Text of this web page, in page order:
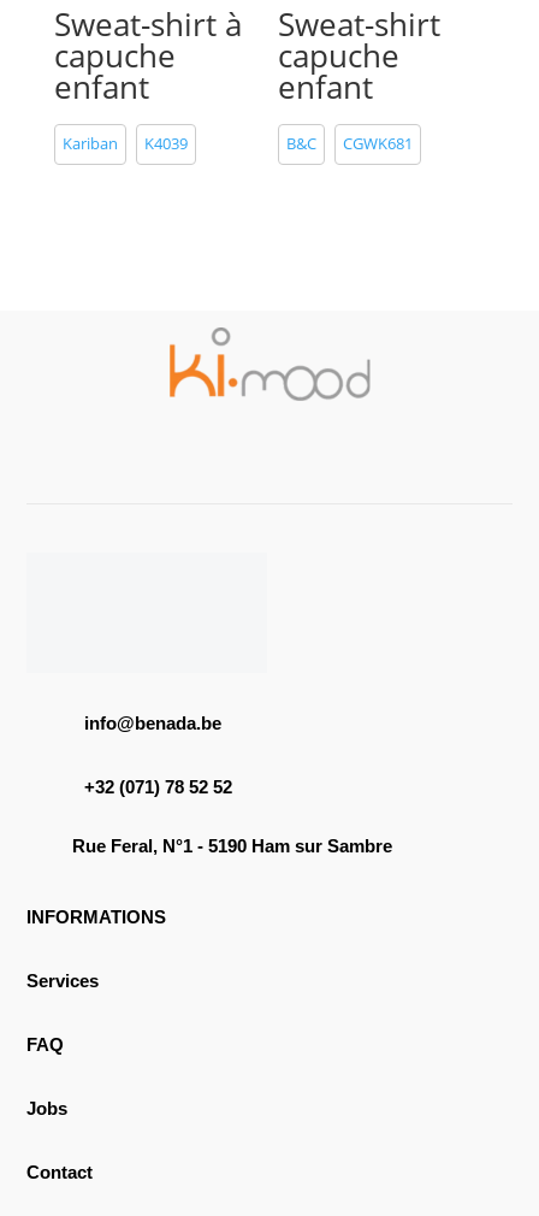
Sweat-shirt à
capuche
enfant
Kariban K4039
Sweat-shirt
capuche
enfant
B&C CGWK681
info@benada.be
+32 (071) 78 52 52
Rue Feral, N°1 - 5190 Ham sur Sambre
INFORMATIONS
Services
FAQ
Jobs
Contact